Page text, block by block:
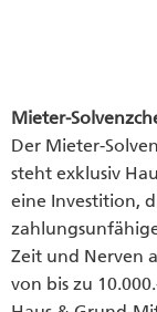
Mieter-
Der Mieter-
steht exklusiv
eine Investition,
Zeit und Nerven
von bis zu